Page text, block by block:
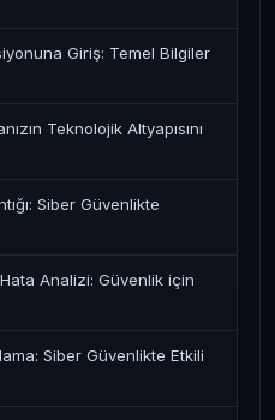
Giriş: Temel Bilgiler
Teknolojik Altyapısını
Siber Güvenlikte
Analizi: Güvenlik için
Siber Güvenlikte Etkili